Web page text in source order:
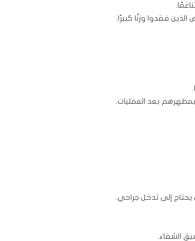
فقدوا وزنًا كبيرًا.
بعد العمليات.
يحتاج إلى تدخل جراحي.
الشفاء.